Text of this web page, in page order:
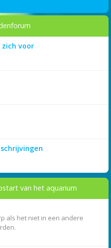
voor
van het aquarium
als het niet in een andere